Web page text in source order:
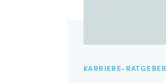
KARRIERE-RATGEBER